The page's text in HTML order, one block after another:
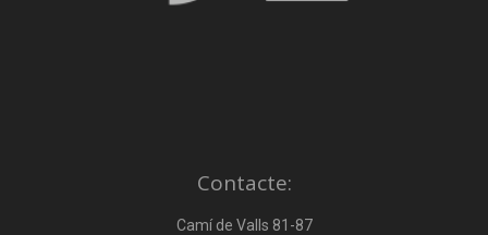
Contacte:
Camí de Valls 81-87